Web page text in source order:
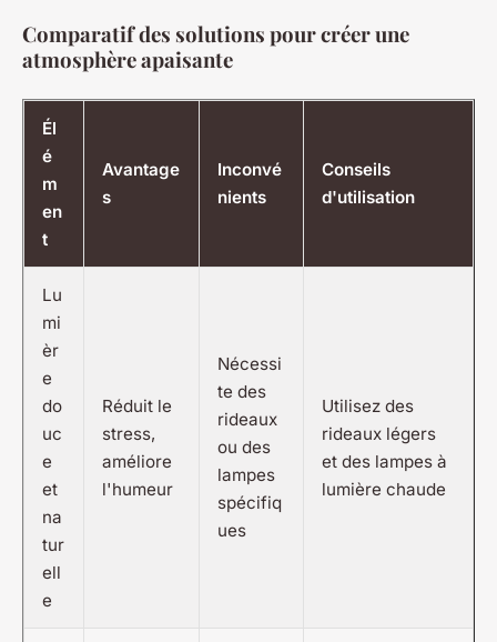
Comparatif des solutions pour créer une
atmosphère apaisante
Él
é
m
en
t
Avantage
s
Inconvé
nients
Conseils
d'utilisation
Lu
mi
èr
e
do
uc
e
et
na
tur
ell
e
Réduit le
stress,
améliore
l'humeur
Nécessi
te des
rideaux
ou des
lampes
spécifiq
ues
Utilisez des
rideaux légers
et des lampes à
lumière chaude